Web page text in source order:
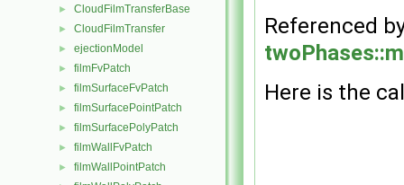
► CloudFilmTransferBase
► CloudFilmTransfer
► ejectionModel
► filmFvPatch
► filmSurfaceFvPatch
► filmSurfacePointPatch
► filmSurfacePolyPatch
► filmWallFvPatch
► filmWallPointPatch
Referenced
Here is the